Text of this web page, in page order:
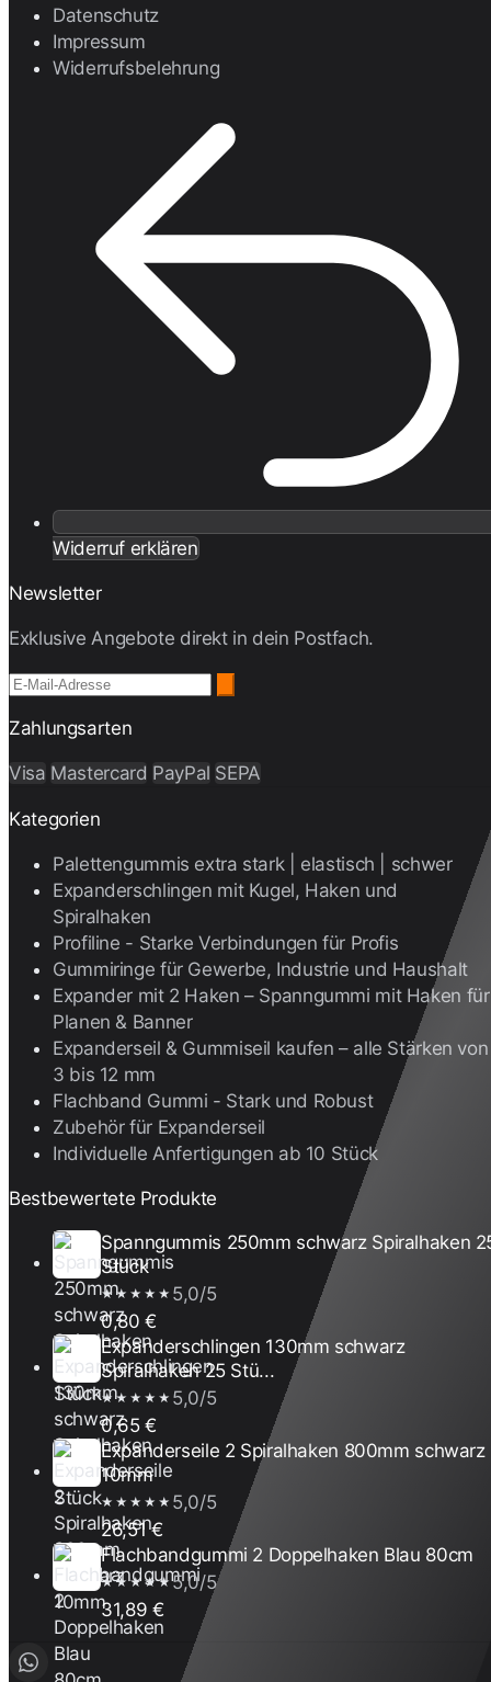
Datenschutz
Impressum
Widerrufsbelehrung
Widerruf erklären
Newsletter
Exklusive Angebote direkt in dein Postfach.
Zahlungsarten
Visa Mastercard PayPal SEPA
Kategorien
Palettengummis extra stark | elastisch | schwer
Expanderschlingen mit Kugel, Haken und
Spiralhaken
Profiline - Starke Verbindungen für Profis
Gummiringe für Gewerbe, Industrie und Haushalt
Expander mit 2 Haken – Spanngummi mit Haken für
Planen & Banner
Expanderseil & Gummiseil kaufen – alle Stärken von
3 bis 12 mm
Flachband Gummi - Stark und Robust
Zubehör für Expanderseil
Individuelle Anfertigungen ab 10 Stück
Bestbewertete Produkte
Spanngummis 250mm schwarz Spiralhaken
Stück
★★★★★ 5,0/5
0,80 €
Expanderschlingen 130mm schwarz
Spiralhaken 25 Stü...
★★★★★ 5,0/5
0,65 €
Expanderseile 2 Spiralhaken 800mm schwarz
10mm
★★★★★ 5,0/5
26,51 €
Flachbandgummi 2 Doppelhaken Blau 80cm
★★★★★5,0/5
31,89 €